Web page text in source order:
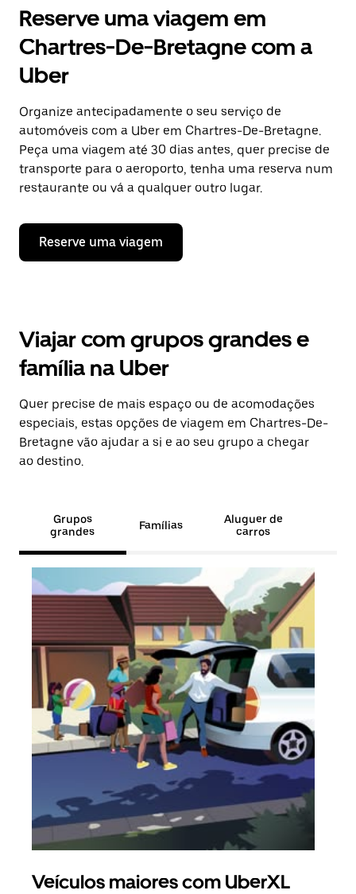
Reserve uma viagem em
Chartres-De-Bretagne com a
Uber
Organize antecipadamente o seu serviço de
automóveis com a Uber em Chartres-De-Bretagne.
Peça uma viagem até 30 dias antes, quer precise de
transporte para o aeroporto, tenha uma reserva num
restaurante ou vá a qualquer outro lugar.
Reserve uma viagem
Viajar com grupos grandes e
família na Uber
Quer precise de mais espaço ou de acomodações
especiais, estas opções de viagem em Chartres-De-
Bretagne vão ajudar a si e ao seu grupo a chegar
ao destino.
Grupos
grandes
Famílias
Aluguer de
carros
Veículos maiores com UberXL